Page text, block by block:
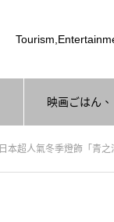
映画ごはん
日本超人氣冬季燈飾「青